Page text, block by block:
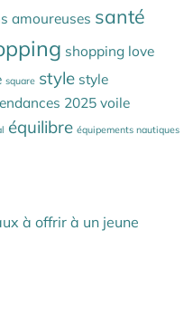
amoureuses santé
shopping love
square style style
2025 voile
équilibre équipements nautiques
à offrir à un jeune